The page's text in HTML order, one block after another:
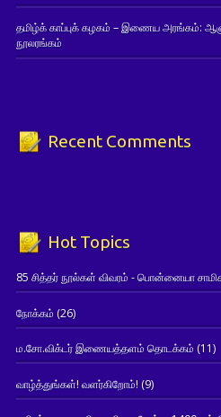
தமிழ்க் காப்புக் கழகம் – இணைய அரங்கம்:
நூலரங்கம்
Recent Comments
Hot Topics
85 சித்தர் நூல்கள் விவரம் - பொன்னையா
நோக்கம் (26)
ம.சோ.விக்டர் இணையத்தளம் தொடக்கம் (11)
வாழ்த்துங்கள்! வளர்கிறோம்! (9)